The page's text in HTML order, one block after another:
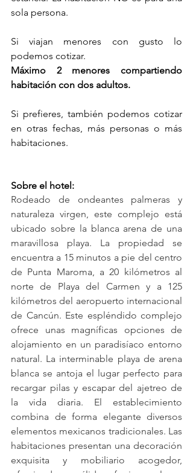
sola persona.
Si viajan menores con gusto lo
podemos cotizar.
Máximo 2 menores compartiendo
habitación con dos adultos.
Si prefieres, también podemos cotizar
en otras fechas, más personas o más
habitaciones.
Sobre el hotel:
Rodeado de ondeantes palmeras y
naturaleza virgen, este complejo está
ubicado sobre la blanca arena de una
maravillosa playa. La propiedad se
encuentra a 15 minutos a pie del centro
de Punta Maroma, a 20 kilómetros al
norte de Playa del Carmen y a 125
kilómetros del aeropuerto internacional
de Cancún. Este espléndido complejo
ofrece unas magníficas opciones de
alojamiento en un paradisíaco entorno
natural. La interminable playa de arena
blanca se antoja el lugar perfecto para
recargar pilas y escapar del ajetreo de
la vida diaria. El establecimiento
combina de forma elegante diversos
elementos mexicanos tradicionales. Las
habitaciones presentan una decoración
exquisita y mobiliario acogedor,